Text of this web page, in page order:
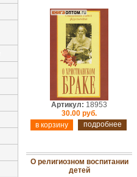
Артикул: 18953
30.00 руб.
подробнее
О религиозном воспитании
детей